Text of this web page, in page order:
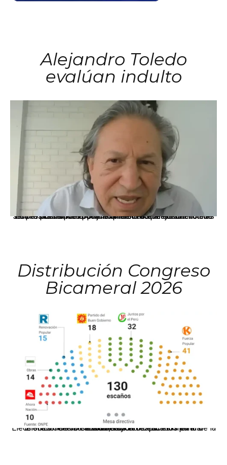
Alejandro Toledo
evalúan indulto
La presidenta Keiko Fujimori informó que la solicitud de indulto presentada por el expresidente Alejandro Toledo será evaluada por la Comisión de Gracias Presidenciales conforme al procedimiento establecido.
Distribución Congreso
Bicameral 2026
El JNE oficializó la distribución de escaños para la elección de 60 senadores y 130 diputados en las Elecciones Generales 2026, tras el restablecimiento de la Bicameralidad.